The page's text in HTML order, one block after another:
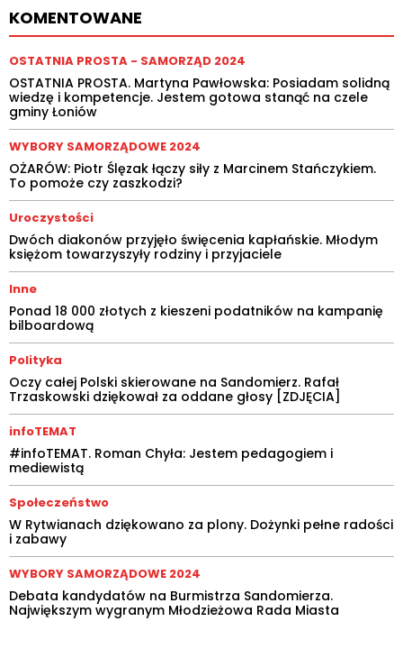
KOMENTOWANE
OSTATNIA PROSTA - SAMORZĄD 2024
OSTATNIA PROSTA. Martyna Pawłowska: Posiadam solidną
wiedzę i kompetencje. Jestem gotowa stanąć na czele
gminy Łoniów
WYBORY SAMORZĄDOWE 2024
OŻARÓW: Piotr Ślęzak łączy siły z Marcinem Stańczykiem.
To pomoże czy zaszkodzi?
Uroczystości
Dwóch diakonów przyjęło święcenia kapłańskie. Młodym
księżom towarzyszyły rodziny i przyjaciele
Inne
Ponad 18 000 złotych z kieszeni podatników na kampanię
bilboardową
Polityka
Oczy całej Polski skierowane na Sandomierz. Rafał
Trzaskowski dziękował za oddane głosy [ZDJĘCIA]
infoTEMAT
#infoTEMAT. Roman Chyła: Jestem pedagogiem i
mediewistą
Społeczeństwo
W Rytwianach dziękowano za plony. Dożynki pełne radości
i zabawy
WYBORY SAMORZĄDOWE 2024
Debata kandydatów na Burmistrza Sandomierza.
Największym wygranym Młodzieżowa Rada Miasta